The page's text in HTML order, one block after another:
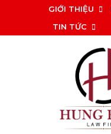
nội
GIỚI THIỆU
TIN TỨC